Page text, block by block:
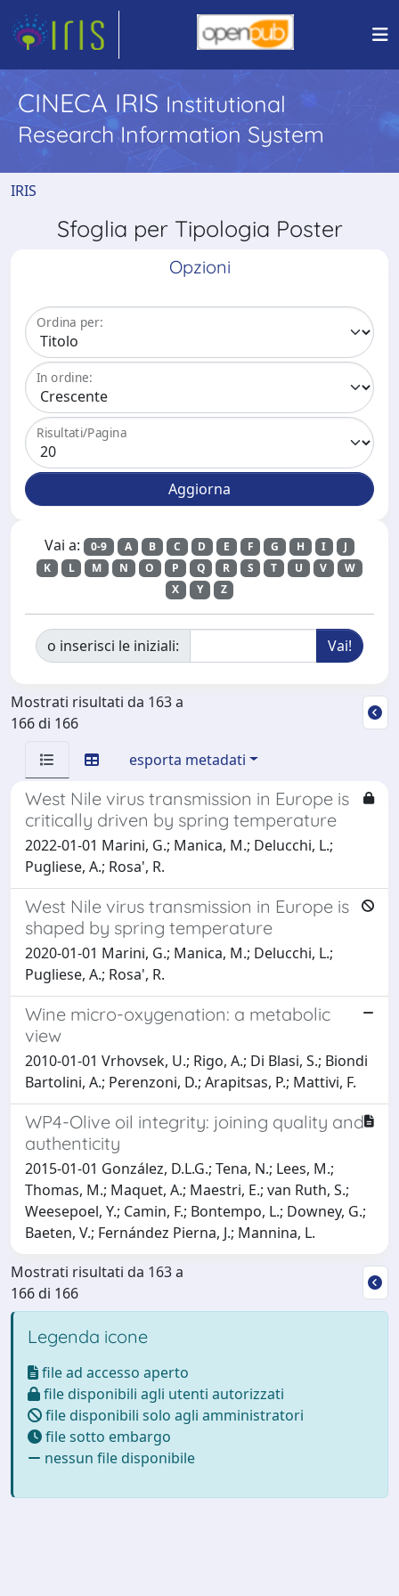
CINECA IRIS Institutional
Research Information System
IRIS
Sfoglia per Tipologia Poster
Opzioni
Ordina per:
In ordine:
Risultati/Pagina
Vai a: 0-9 A B C D E F G H I
J
K
L M N O P Q R S T U V
W
X
Y Z
o inserisci le iniziali:
Mostrati risultati da 163 a
166 di 166
esporta metadati
West Nile virus transmission in Europe is
critically driven by spring temperature
2022-01-01 Marini, G.; Manica, M.; Delucchi, L.;
Pugliese, A.; Rosa', R.
West Nile virus transmission in Europe is
shaped by spring temperature
2020-01-01 Marini, G.; Manica, M.; Delucchi, L.;
Pugliese, A.; Rosa', R.
Wine micro-oxygenation: a metabolic
view
2010-01-01 Vrhovsek, U.; Rigo, A.; Di Blasi, S.; Biondi
Bartolini, A.; Perenzoni, D.; Arapitsas, P.; Mattivi, F.
WP4-Olive oil integrity: joining quality and
authenticity
2015-01-01 González, D.L.G.; Tena, N.; Lees, M.;
Thomas, M.; Maquet, A.; Maestri, E.; van Ruth, S.;
Weesepoel, Y.; Camin, F.; Bontempo, L.; Downey, G.;
Baeten, V.; Fernández Pierna, J.; Mannina, L.
Mostrati risultati da 163 a
166 di 166
Legenda icone
file ad accesso aperto
file disponibili agli utenti autorizzati
file disponibili solo agli amministratori
file sotto embargo
nessun file disponibile